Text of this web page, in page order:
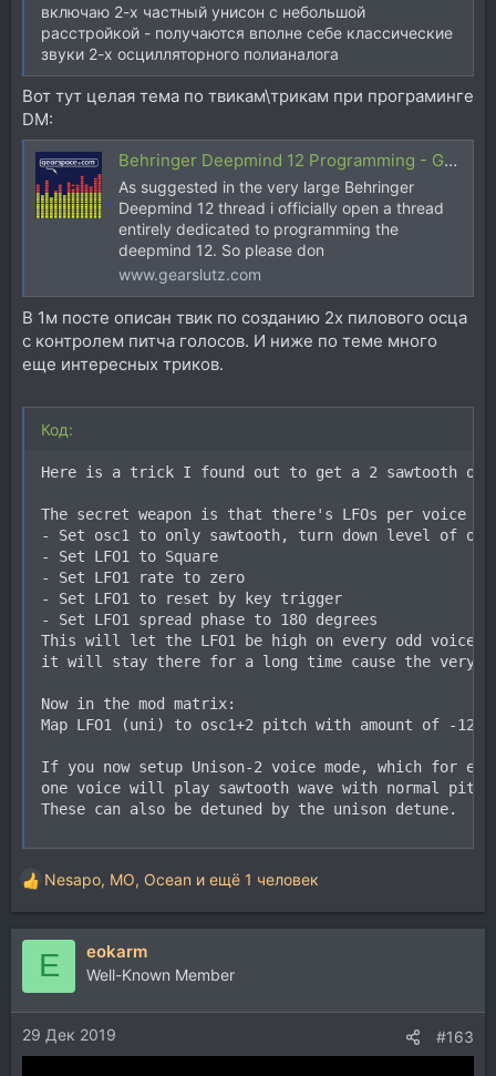
включаю 2-х частный унисон с небольшой
расстройкой - получаются вполне себе классические
звуки 2-х осцилляторного полианалога
Вот тут целая тема по твикам\трикам при програминге
DM:
Behringer Deepmind 12 Programming - Gearspace
As suggested in the very large Behringer
Deepmind 12 thread i officially open a thread
entirely dedicated to programming the
deepmind 12. So please don
www.gearslutz.com
В 1м посте описан твик по созданию 2х пилового осца
с контролем питча голосов. И ниже по теме много
еще интересных триков.
Код:
Here is a trick I found out to get a 2 sawtooth osc
The secret weapon is that there's LFOs per voice
- Set osc1 to only sawtooth, turn down level of
- Set LFO1 to Square
- Set LFO1 rate to zero
- Set LFO1 to reset by key trigger
- Set LFO1 spread phase to 180 degrees
This will let the LFO1 be high on every odd voice
it will stay there for a long time cause the very
Now in the mod matrix:
Map LFO1 (uni) to osc1+2 pitch with amount of -12
If you now setup Unison-2 voice mode, which for
one voice will play sawtooth wave with normal
These can also be detuned by the unison detune.
Р
е
а
и
и
:
Nesapo, MO, Ocean и ещё 1 человек
E eokarm
Well-Known Member
29 Дек 2019 #163